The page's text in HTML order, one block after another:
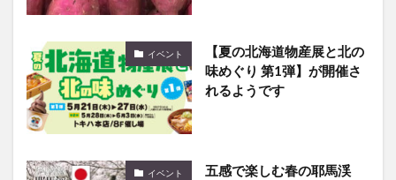
イベント
【夏の北海道物産展と北の
味めぐり 第1弾】が開催さ
れるようです
イベント
五感で楽しむ春の耶馬渓